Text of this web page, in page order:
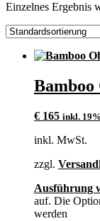
Einzelnes Ergebnis
€ 165 inkl.
inkl. MwSt.
zzgl.
Ausführung
auf. Die
werden